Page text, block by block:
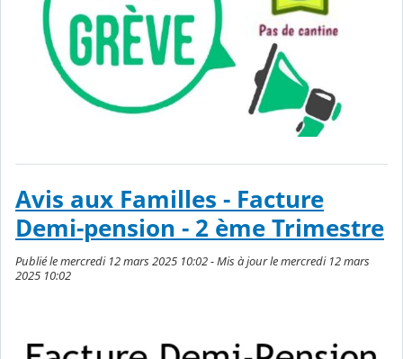
Avis aux Familles - Facture
Demi-pension - 2 ème Trimestre
Publié le mercredi 12 mars 2025 10:02 - Mis à jour le mercredi 12 mars
2025 10:02